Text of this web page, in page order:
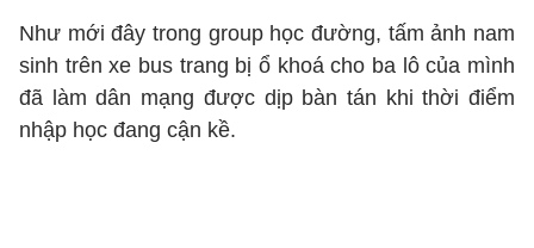
Như mới đây trong group học đường, tấm ảnh nam
sinh trên xe bus trang bị ổ khoá cho ba lô của mình
đã làm dân mạng được dịp bàn tán khi thời điểm
nhập học đang cận kề.